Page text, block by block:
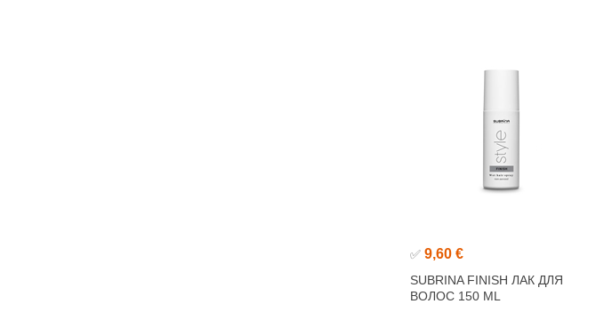
✅ 9,60 €
SUBRINA FINISH ЛАК ДЛЯ
ВОЛОС 150 ML